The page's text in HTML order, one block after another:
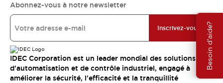
Besoin d'aide?
Abonnez-vous à notre newsletter
Inscrivez-vous
IDEC Corporation est un leader mondial des solutions
d'automatisation et de contrôle industriel, engagé à
améliorer la sécurité, l'efficacité et la tranquillité